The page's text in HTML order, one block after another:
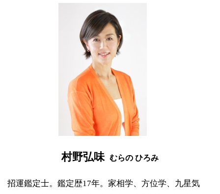
村野弘味 むらの ひろみ
招運鑑定士。鑑定歴17年。家相学、方位学、九星気